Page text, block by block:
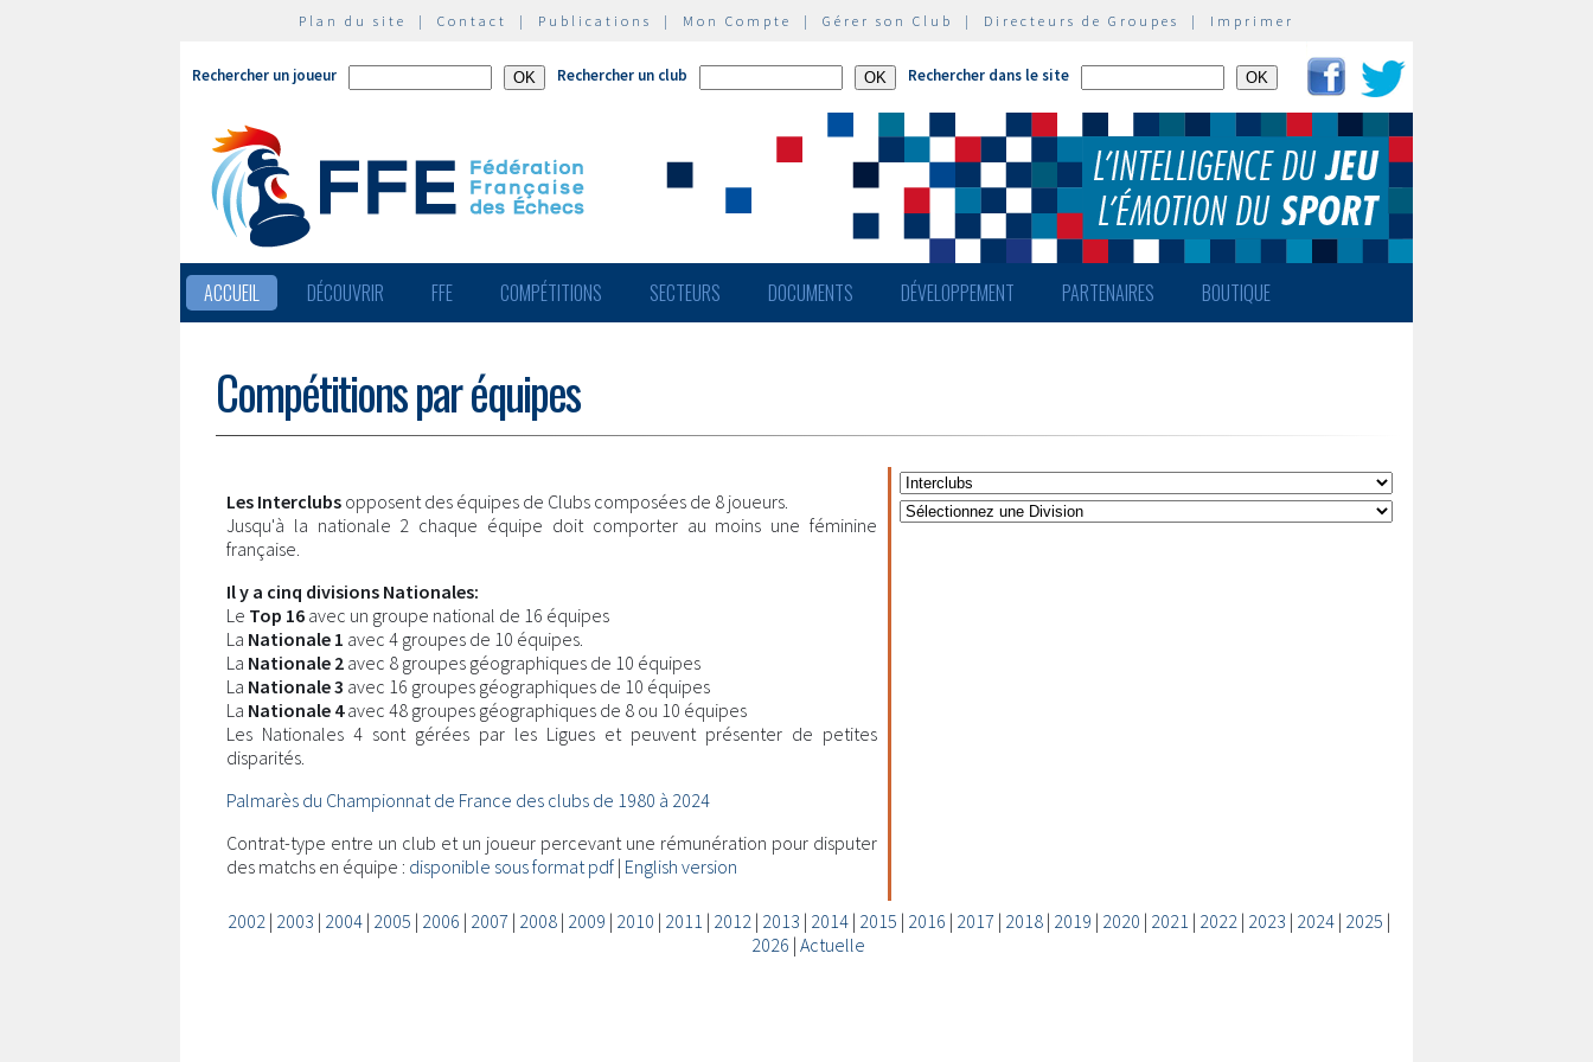
Plan du site | Contact | Publications | Mon Compte | Gérer son Club | Directeurs de Groupes | Imprimer
Rechercher un joueur Rechercher un club Rechercher dans le site
ACCUEIL DÉCOUVRIR FFE COMPÉTITIONS SECTEURS DOCUMENTS DÉVELOPPEMENT PARTENAIRES BOUTIQUE
Compétitions par équipes
Les Interclubs opposent des équipes de Clubs composées de 8 joueurs.
Jusqu'à la nationale 2 chaque équipe doit comporter au moins une féminine
française.
Il y a cinq divisions Nationales:
Le Top 16 avec un groupe national de 16 équipes
La Nationale 1 avec 4 groupes de 10 équipes.
La Nationale 2 avec 8 groupes géographiques de 10 équipes
La Nationale 3 avec 16 groupes géographiques de 10 équipes
La Nationale 4avec 48 groupes géographiques de 8 ou 10 équipes
Les Nationales 4 sont gérées par les Ligues et peuvent présenter de petites
disparités.
Palmarès du Championnat de France des clubs de 1980 à 2024
Contrat-type entre un club et un joueur percevant une rémunération pour disputer
des matchs en équipe : disponible sous format pdf | English version
2002| 2003 | 2004| 2005 | 2006 | 2007 | 2008| 2009 | 2010 | 2011 | 2012| 2013 | 2014| 2015 | 2016 | 2017 | 2018| 2019 | 2020 | 2021 | 2022| 2023 | 2024| 2025 |
2026 | Actuelle